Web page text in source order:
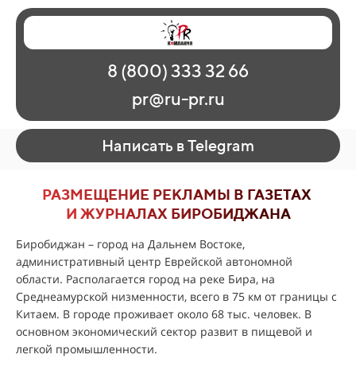
Главная
Наши работы
О рекламе
Регионы
Контакты
8 (800) 333 32 66
pr@ru-pr.ru
Написать в Telegram
РАЗМЕЩЕНИЕ РЕКЛАМЫ В ГАЗЕТАХ
И ЖУРНАЛАХ БИРОБИДЖАНА
Биробиджан – город на Дальнем Востоке,
административный центр Еврейской автономной
области. Располагается город на реке Бира, на
Среднеамурской низменности, всего в 75 км от границы с
Китаем. В городе проживает около 68 тыс. человек. В
основном экономический сектор развит в пищевой и
легкой промышленности.